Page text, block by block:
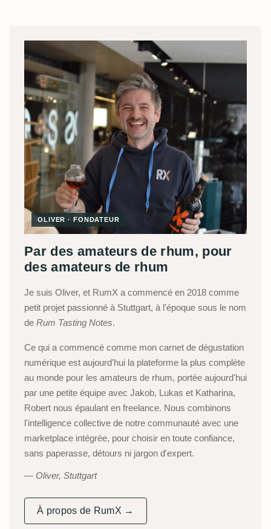
OLIVER · FONDATEUR
Par des amateurs de rhum, pour
des amateurs de rhum
Je suis Oliver, et RumX a commencé en 2018 comme
petit projet passionné à Stuttgart, à l'époque sous le nom
de Rum Tasting Notes.
Ce qui a commencé comme mon carnet de dégustation
numérique est aujourd'hui la plateforme la plus complète
au monde pour les amateurs de rhum, portée aujourd'hui
par une petite équipe avec Jakob, Lukas et Katharina,
Robert nous épaulant en freelance. Nous combinons
l'intelligence collective de notre communauté avec une
marketplace intégrée, pour choisir en toute confiance,
sans paperasse, détours ni jargon d'expert.
Oliver, Stuttgart
À propos de RumX →